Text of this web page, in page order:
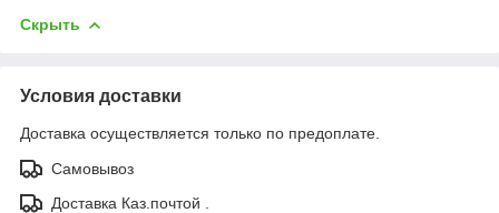
Скрыть
Условия доставки
Доставка осуществляется только по предоплате.
Самовывоз
Доставка Каз.почтой .